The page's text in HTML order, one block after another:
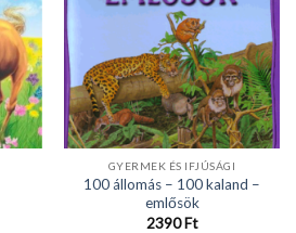
GYERMEK ÉS IFJÚSÁGI
100 állomás – 100 kaland –
emlősök
2390Ft